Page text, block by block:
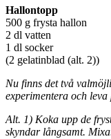
Hallontopp
500 g frysta hallon
2 dl vatten
1 dl socker
(2 gelatinblad (alt. 2))
Nu finns det två
experimentera och
Alt. 1) Koka upp de
skyndar långsamt.